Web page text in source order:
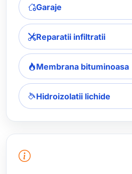
Garaje
Reparatii infiltratii
Membrana bituminoasa
Hidroizolatii lichide